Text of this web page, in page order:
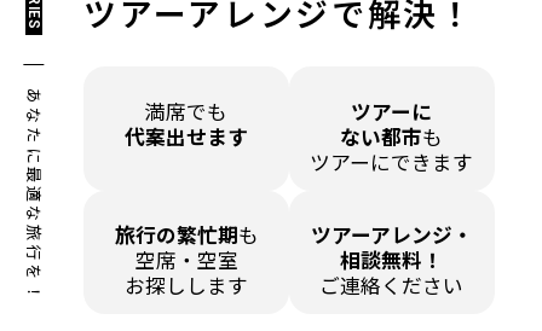
ツアーアレンジで解決！
あなたに最適な旅行を！
満席でも
代案出せます
ツアーに
ない都市も
ツアーにできます
旅行の繁忙期 も
空席・空室
お探しします
ツアーアレンジ・
相談無料！
ご連絡ください